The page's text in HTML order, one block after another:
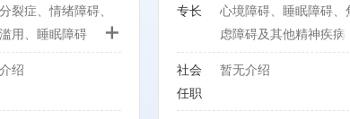
裂症、情绪障碍、
用、睡眠障碍
+
绍
专长
心境障碍、睡眠障碍、
虑障碍及其他精神疾病
社会
任职
暂无介绍